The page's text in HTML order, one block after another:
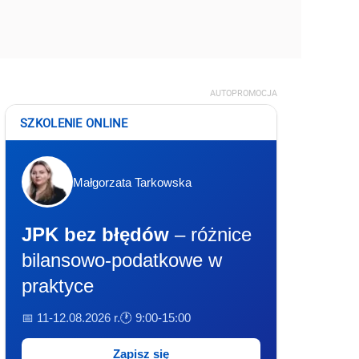
AUTOPROMOCJA
SZKOLENIE ONLINE
Małgorzata Tarkowska
JPK bez błędów – różnice
bilansowo-podatkowe w
praktyce
📅 11-12.08.2026 r.🕐 9:00-15:00
Zapisz się